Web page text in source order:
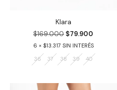
Klara
$169.000 $79.900
6
$13.317
36
37 38 39 40